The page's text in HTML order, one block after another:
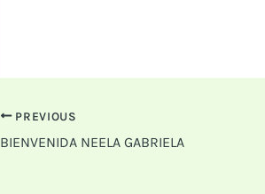
PREVIOUS
BIENVENIDA NEELA GABRIELA